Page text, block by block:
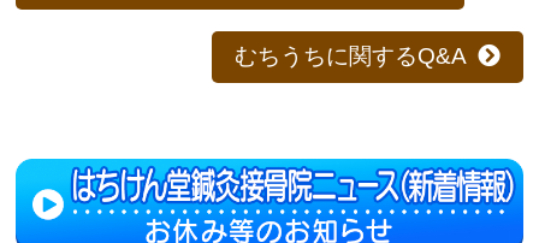
むちうちに関するQ&A